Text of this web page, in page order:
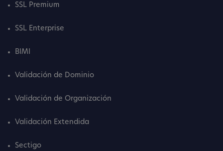
SSL Premium
SSL Enterprise
BIMI
Validación de Dominio
Validación de Organización
Validación Extendida
Sectigo